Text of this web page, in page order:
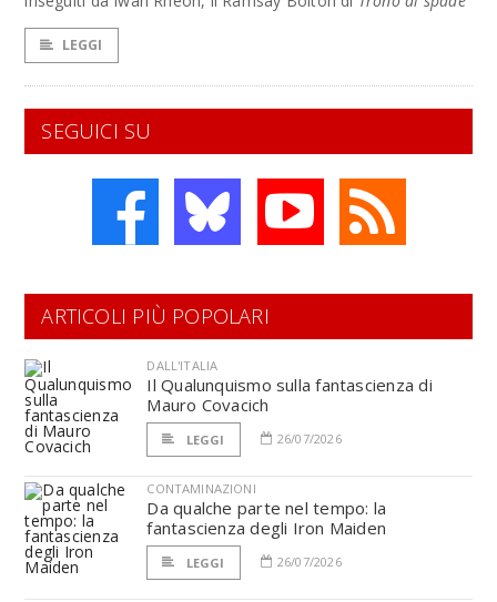
LEGGI
SEGUICI SU
ARTICOLI PIÙ POPOLARI
DALL'ITALIA
Il Qualunquismo sulla fantascienza di
Mauro Covacich
LEGGI 26/07/2026
CONTAMINAZIONI
Da qualche parte nel tempo: la
fantascienza degli Iron Maiden
LEGGI 26/07/2026